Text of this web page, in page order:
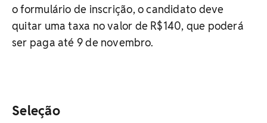
o formulário de inscrição, o candidato deve
quitar uma taxa no valor de R$140, que poderá
ser paga até 9 de novembro.
Seleção